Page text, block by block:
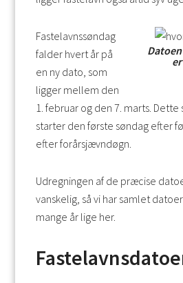
Fastelavnssøndag
falder hvert år på
en ny dato, som
ligger mellem den
1. februar og den 7. marts. Dette
starter den første søndag efter
efter forårsjævndøgn.
Udregningen af de præcise
vanskelig, så vi har samlet
mange år lige her.